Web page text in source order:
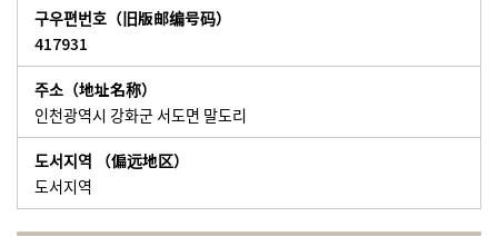
417931
인천광역시 강화군 서도면 말도리
도서지역